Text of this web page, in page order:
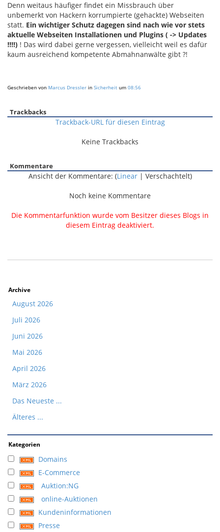
Denn weitaus häufiger findet ein Missbrauch über
unbemerkt von Hackern korrumpierte (gehackte) Webseiten
statt. Ein wichtiger Schutz dagegen sind nach wie vor stets
aktuelle Webseiten Installationen und Plugins ( -> Updates
!!!!) ! Das wird dabei gerne vergessen, vielleicht weil es dafür
kaum ausreichend kompetente Abmahnanwälte gibt ?!
Geschrieben von Marcus Dressler in Sicherheit um 08:56
Trackbacks
Trackback-URL für diesen Eintrag
Keine Trackbacks
Kommentare
Ansicht der Kommentare: (Linear| Verschachtelt)
Noch keine Kommentare
Die Kommentarfunktion wurde vom Besitzer dieses Blogs in
diesem Eintrag deaktiviert.
Archive
August 2026
Juli 2026
Juni 2026
Mai 2026
April 2026
März 2026
Das Neueste ...
Älteres ...
Kategorien
Domains
E-Commerce
Auktion:NG
online-Auktionen
Kundeninformationen
Presse